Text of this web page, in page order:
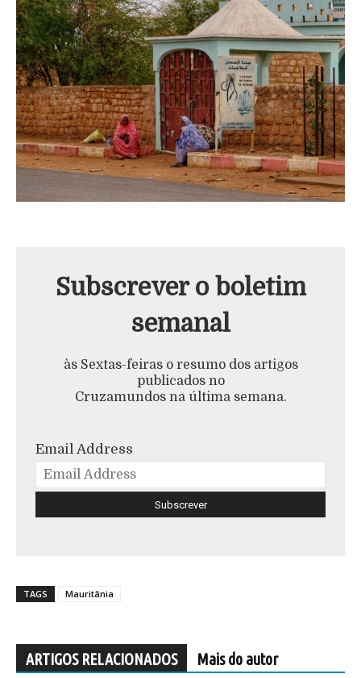
Subscrever o boletim
semanal
às Sextas-feiras o resumo dos artigos
publicados no
Cruzamundos na última semana.
Email Address
TAGS Mauritânia
ARTIGOS RELACIONADOS Mais do autor